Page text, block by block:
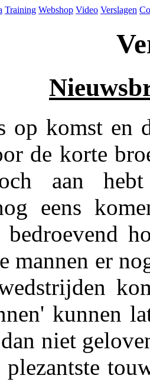
Training Webshop Video Verslagen
op komst en
de korte
aan
eens
mannen er
kunnen
niet
plezantste